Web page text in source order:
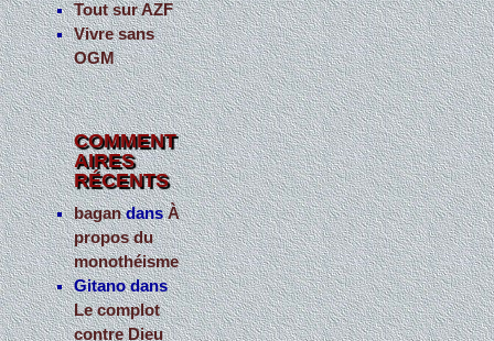
Tout sur AZF
Vivre sans
OGM
COMMENT
AIRES
RÉCENTS
bagandansÀ
propos du
monothéisme
Gitanodans
Le complot
contre Dieu